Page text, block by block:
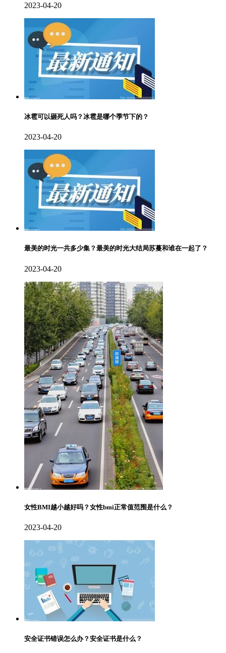
2023-04-20
冰雹可以砸死人吗？冰雹是哪个季节下的？
2023-04-20
最美的时光一共多少集？最美的时光大结局苏蔓和谁在一起了？
2023-04-20
女性BMI越小越好吗？女性bmi正常值范围是什么？
2023-04-20
安全证书错误怎么办？安全证书是什么？